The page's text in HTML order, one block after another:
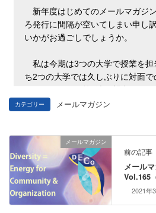
カテゴリー メールマガジン
メールマガジン
前の記事
メール
Vol.165
2021年